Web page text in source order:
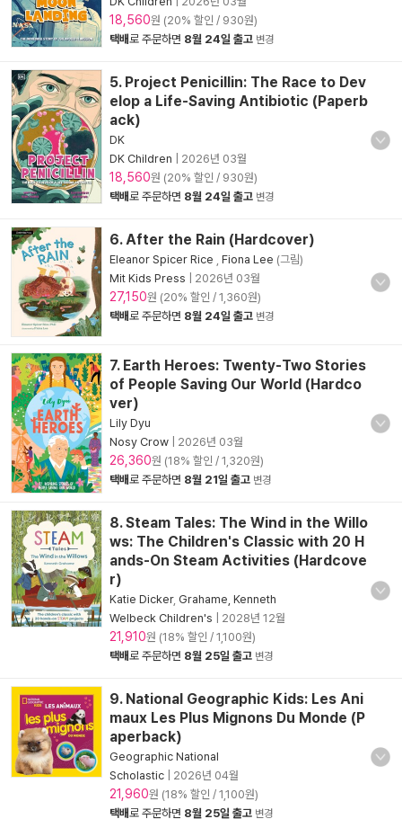
18,560원 (20% 할인 / 930원)
택배로 주문하면 8월 24일 출고 변경
5. Project Penicillin: The Race to Dev
elop a Life-Saving Antibiotic (Paperb
ack)
DK
DK Children
2026년 03월
18,560원 (20% 할인 / 930원)
택배로 주문하면 8월 24일 출고 변경
6. After the Rain (Hardcover)
Eleanor Spicer Rice Fiona Lee (그림)
Mit Kids Press
2026년 03월
27,150원 (20% 할인 / 1,360원)
택배로 주문하면 8월 24일 출고 변경
7. Earth Heroes: Twenty-Two Stories
of People Saving Our World (Hardco
ver)
Lily Dyu
Nosy Crow
2026년 03월
26,360원 (18% 할인 / 1,320원)
택배로 주문하면 8월 21일 출고 변경
8. Steam Tales: The Wind in the Willo
ws: The Children's Classic with 20 H
ands-On Steam Activities (Hardcove
r)
Katie Dicker, Grahame, Kenneth
Welbeck Children's
2028년 12월
21,910원 (18% 할인 / 1,100원)
택배로 주문하면 8월 25일 출고 변경
9. National Geographic Kids: Les Ani
maux Les Plus Mignons Du Monde (P
aperback)
Geographic National
Scholastic
2026년 04월
21,960원 (18% 할인 / 1,100원)
택배로 주문하면 8월 25일 출고 변경